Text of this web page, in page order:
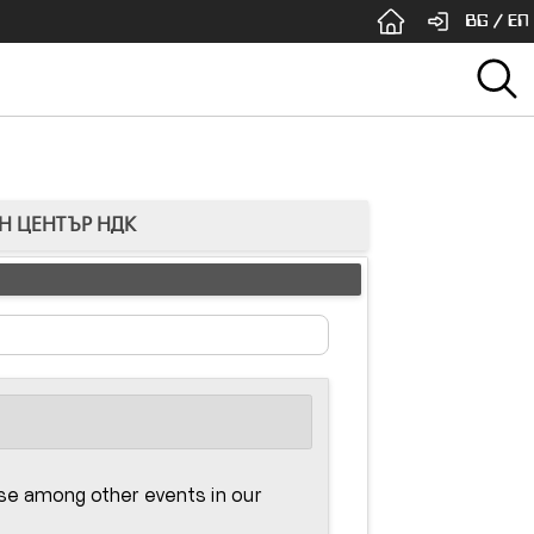
BG / EN
ЦЕНТЪР НДК
among other events in our